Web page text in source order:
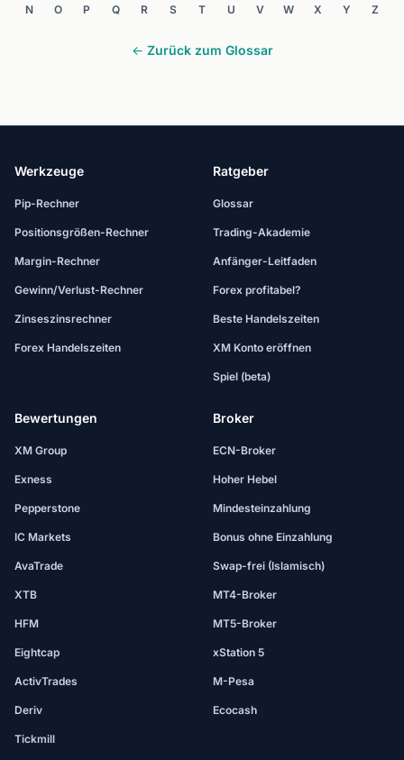
N O P Q R S T U V W X Y Z
← Zurück zum Glossar
Werkzeuge
Pip-Rechner
Positionsgrößen-Rechner
Margin-Rechner
Gewinn/Verlust-Rechner
Zinseszinsrechner
Forex Handelszeiten
Ratgeber
Glossar
Trading-Akademie
Anfänger-Leitfaden
Forex profitabel?
Beste Handelszeiten
XM Konto eröffnen
Spiel (beta)
Bewertungen
XM Group
Exness
Pepperstone
IC Markets
AvaTrade
XTB
HFM
Eightcap
ActivTrades
Deriv
Tickmill
Broker
ECN-Broker
Hoher Hebel
Mindesteinzahlung
Bonus ohne Einzahlung
Swap-frei (Islamisch)
MT4-Broker
MT5-Broker
xStation 5
M-Pesa
Ecocash